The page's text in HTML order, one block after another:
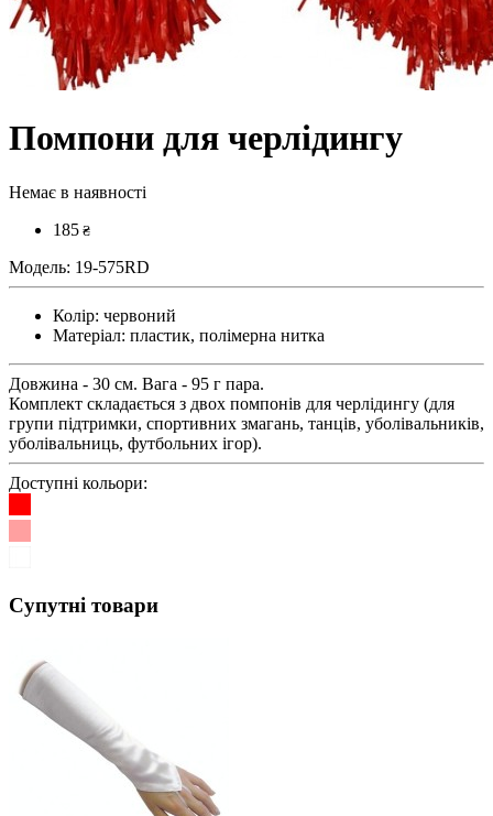
Помпони для черлідингу
Немає в наявності
185 ₴
Модель: 19-575RD
Колір: червоний
Матеріал: пластик, полімерна нитка
Довжина - 30 см. Вага - 95 г пара.
Комплект складається з двох помпонів для черлідингу (для
групи підтримки, спортивних змагань, танців, уболівальників,
уболівальниць, футбольних ігор).
Доступні кольори:
Супутні товари